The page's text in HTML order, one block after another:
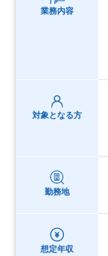
業務内容
対象となる方
勤務地
想定年収